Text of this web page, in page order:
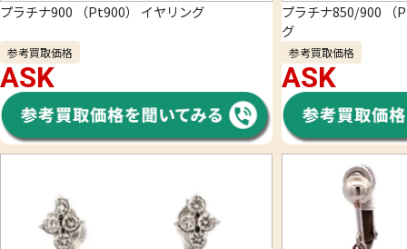
プラチナ900 （Pt900） イヤリング
参考買取価格
ASK
プラチナ850/900 （
グ
参考買取価格
ASK